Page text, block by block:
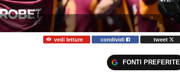
vedi letture condividi tweet
FONTI PREFERITE